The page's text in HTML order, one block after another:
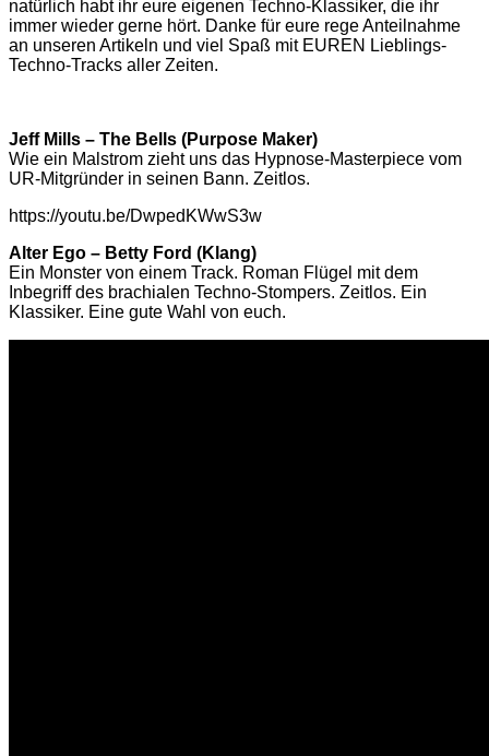
natürlich habt ihr eure eigenen Techno-Klassiker, die ihr
immer wieder gerne hört. Danke für eure rege Anteilnahme
an unseren Artikeln und viel Spaß mit EUREN Lieblings-
Techno-Tracks aller Zeiten.
Jeff Mills – The Bells (Purpose Maker)
Wie ein Malstrom zieht uns das Hypnose-Masterpiece vom
UR-Mitgründer in seinen Bann. Zeitlos.
https://youtu.be/DwpedKWwS3w
Alter Ego – Betty Ford (Klang)
Ein Monster von einem Track. Roman Flügel mit dem
Inbegriff des brachialen Techno-Stompers. Zeitlos. Ein
Klassiker. Eine gute Wahl von euch.